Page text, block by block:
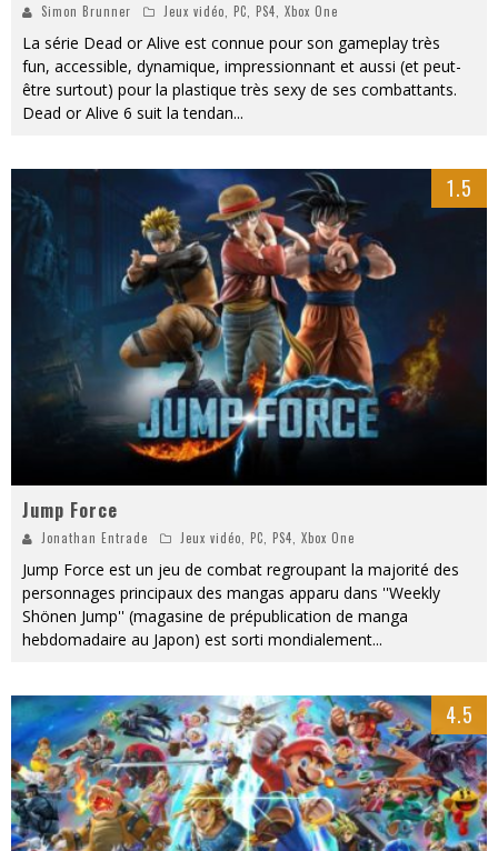
Simon Brunner Jeux vidéo PC PS4 Xbox One
La série Dead or Alive est connue pour son gameplay très
fun, accessible, dynamique, impressionnant et aussi (et peut-
être surtout) pour la plastique très sexy de ses combattants.
Dead or Alive 6 suit la tendan...
1.5
Jump Force
Jonathan Entrade Jeux vidéo, PC, PS4, Xbox One
Jump Force est un jeu de combat regroupant la majorité des
personnages principaux des mangas apparu dans ''Weekly
Shönen Jump'' (magasine de prépublication de manga
hebdomadaire au Japon) est sorti mondialement...
4.5